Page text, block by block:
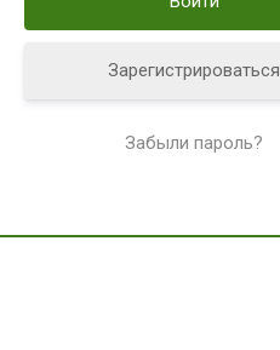
Зарегистрироваться
Забыли пароль?